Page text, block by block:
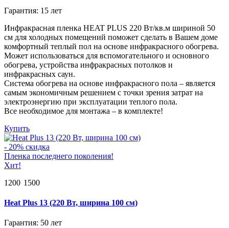
Гарантия: 15 лет
Инфракрасная пленка HEAT PLUS 220 Вт/кв.м шириной 50
см для холодных помещений поможет сделать в Вашем доме
комфортный теплый пол на основе инфракрасного обогрева.
Может использоваться для вспомогательного и основного
обогрева, устройства инфракрасных потолков и
инфракрасных саун.
Система обогрева на основе инфракрасного пола – является
самым экономичным решением с точки зрения затрат на
электроэнергию при эксплуатации теплого пола.
Все необходимое для монтажа – в комплекте!
Купить
- 20% скидка
Пленка последнего поколения!
Хит!
1200 1500
Heat Plus 13 (220 Вт, ширина 100 см)
Гарантия: 50 лет